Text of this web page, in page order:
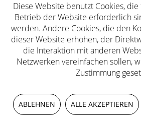
KISSENBEZUG 40X40 SIN
CHF 69.00
Diese Website benutzt Cookies,
Betrieb der Website erforderlich
werden. Andere Cookies, die den
dieser Website erhöhen, der
die Interaktion mit anderen
Netzwerken vereinfachen sollen,
Zustimmung
ABLEHNEN ALLE AKZEPTIEREN